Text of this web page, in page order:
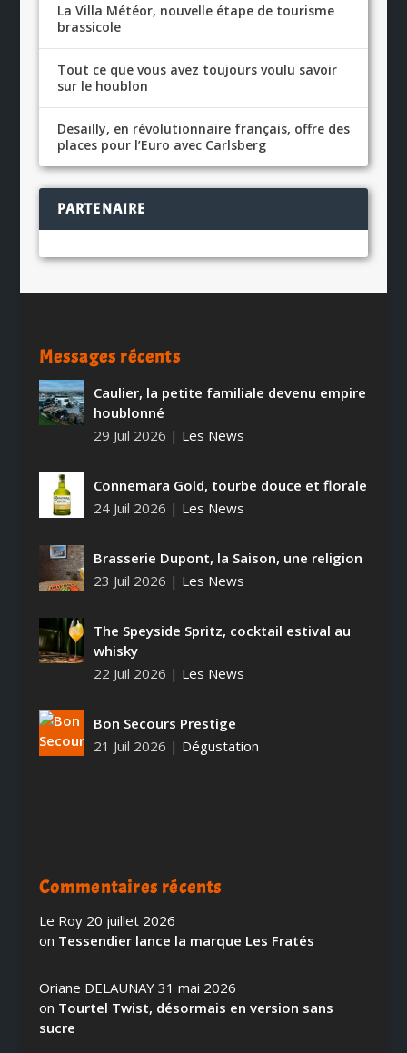
La Villa Météor, nouvelle étape de tourisme
brassicole
Tout ce que vous avez toujours voulu savoir
sur le houblon
Desailly, en révolutionnaire français, offre des
places pour l’Euro avec Carlsberg
PARTENAIRE
Messages récents
Caulier, la petite familiale devenu empire
houblonné
29 Juil 2026 | Les News
Connemara Gold, tourbe douce et florale
24 Juil 2026 | Les News
Brasserie Dupont, la Saison, une religion
23 Juil 2026 | Les News
The Speyside Spritz, cocktail estival au
whisky
22 Juil 2026 | Les News
Bon Secours Prestige
21 Juil 2026 | Dégustation
Commentaires récents
Le Roy 20 juillet 2026
on Tessendier lance la marque Les Fratés
Oriane DELAUNAY 31 mai 2026
on Tourtel Twist, désormais en version sans
sucre